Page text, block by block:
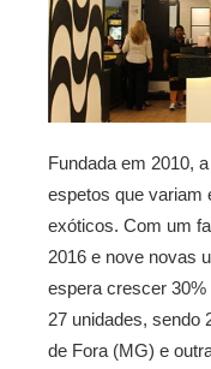
Fundada em 2010,
espetos que variam
exóticos. Com um
2016 e nove novas
espera crescer
27 unidades, sendo
de Fora (MG) e